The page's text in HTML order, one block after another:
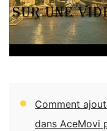
Comment
dans AceMovi